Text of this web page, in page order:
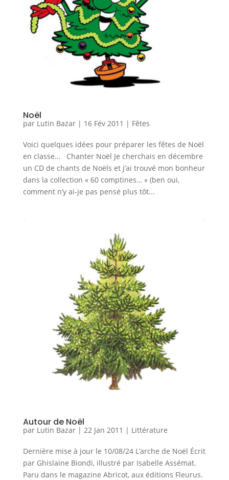
Noël
par Lutin Bazar| 16 Fév 2011 | Fêtes
Voici quelques idées pour préparer les fêtes de Noël
en classe… Chanter Noël Je cherchais en décembre
un CD de chants de Noëls et j’ai trouvé mon bonheur
dans la collection « 60 comptines… » (ben oui,
comment n’y ai-je pas pensé plus tôt...
Autour de Noël
par Lutin Bazar| 22 Jan 2011 | Littérature
Dernière mise à jour le 10/08/24 L’arche de Noël Écrit
par Ghislaine Biondi, illustré par Isabelle Assémat.
Paru dans le magazine Abricot, aux éditions Fleurus.